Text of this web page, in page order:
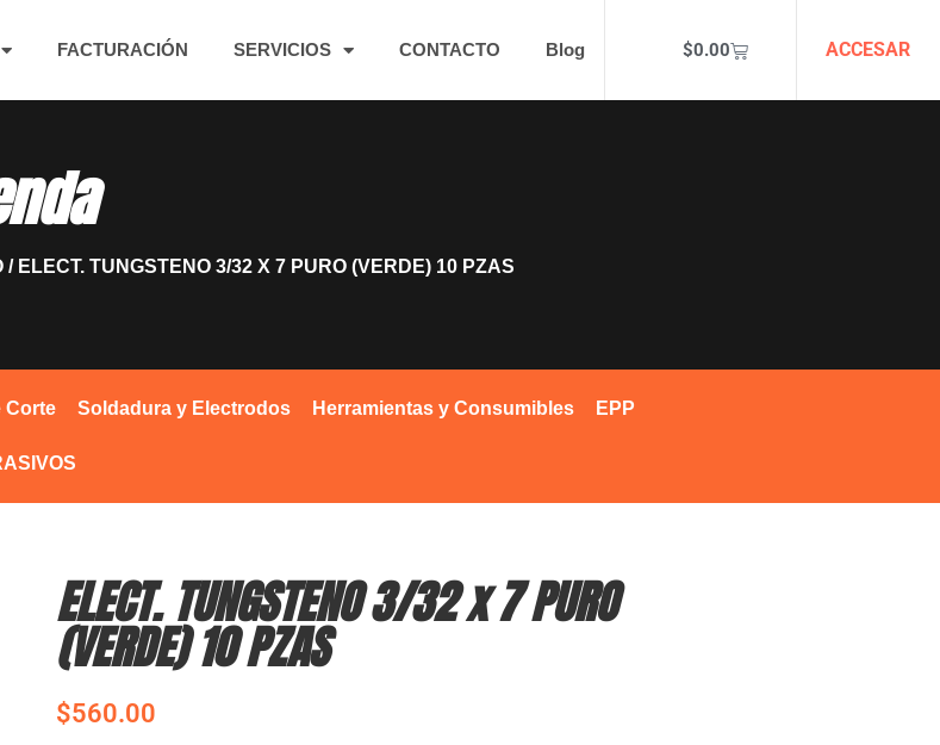
FACTURACIÓN SERVICIOS CONTACTO Blog $0.00 ACCESAR
/ ELECT. TUNGSTENO 3/32 X 7 PURO (VERDE) 10 PZAS
Corte Soldadura y Electrodos Herramientas y Consumibles EPP
ELECT. TUNGSTENO 3/32 x 7 PURO
(VERDE) 10 PZAS
$560.00